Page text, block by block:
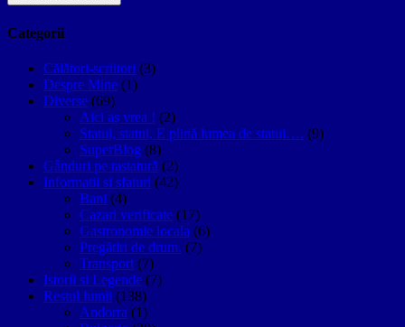
Categorii
Călători-scriitori (3)
Despre Mine (1)
Diverse (69)
Aici aș vrea ! (2)
Statui, statui, E plină lumea de statui…. (9)
SuperBlog (8)
Gânduri pe tastatură (2)
Informatii si sfaturi (42)
Bani (4)
Cazari verificate (17)
Gastronomie locala (6)
Pregătiri de drum. (7)
Transport (7)
Istorii si Legende (7)
Restul lumii (138)
Andorra (1)